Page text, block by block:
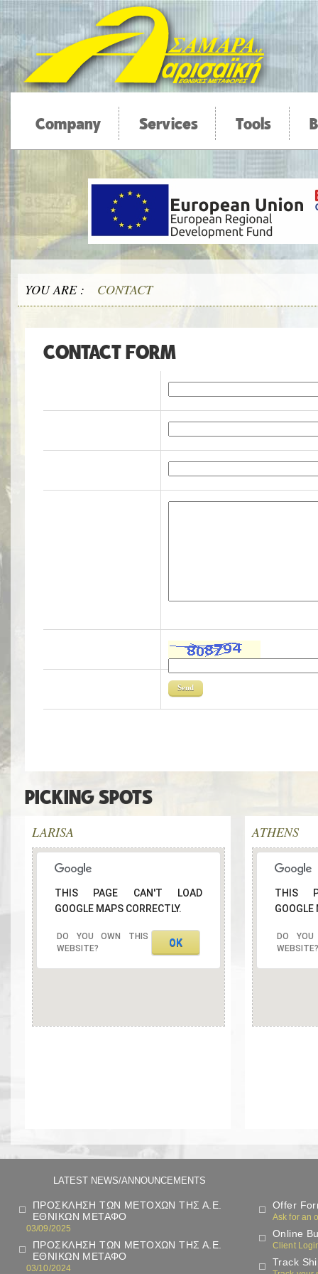
Company Services Tools
YOU ARE : CONTACT
CONTACT FORM
PICKING SPOTS
LARISA
THIS PAGE CAN'T LOAD
GOOGLE MAPS CORRECTLY.
DO YOU OWN THIS
WEBSITE?
OK
ATHENS
THIS
GOOGLE
DO
WEBSITE?
LATEST NEWS/ANNOUNCEMENTS
ΠΡΟΣΚΛΗΣΗ ΤΩΝ ΜΕΤΟΧΩΝ ΤΗΣ Α.Ε.
ΕΘΝΙΚΩΝ ΜΕΤΑΦΟ
03/09/2025
ΠΡΟΣΚΛΗΣΗ ΤΩΝ ΜΕΤΟΧΩΝ ΤΗΣ Α.Ε.
ΕΘΝΙΚΩΝ ΜΕΤΑΦΟ
03/10/2024
Offer
Ask for an
Online
Client
Track